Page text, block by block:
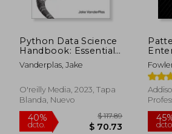
45%
dcto.
$ 73.02
$ 40.16
Python Data Science
Handbook: Essential
Tools for Working
With Data (en Inglés)
Vanderplas, Jake
O'reilly Media, 2023, Tapa
Blanda, Nuevo